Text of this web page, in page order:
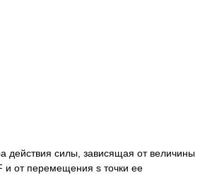
действия силы, зависящая от величины
и от перемещения s точки ее